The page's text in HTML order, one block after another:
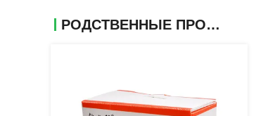
РОДСТВЕННЫЕ ПРОДУКТЫ